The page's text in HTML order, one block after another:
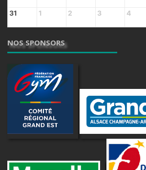
31 1 2 3 4
NOS SPONSORS